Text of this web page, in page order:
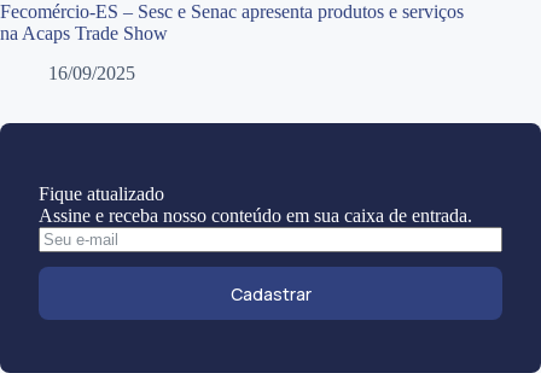
Fecomércio-ES – Sesc e Senac apresenta produtos e serviços
na Acaps Trade Show
16/09/2025
Fique atualizado
Assine e receba nosso conteúdo em sua caixa de entrada.
Cadastrar